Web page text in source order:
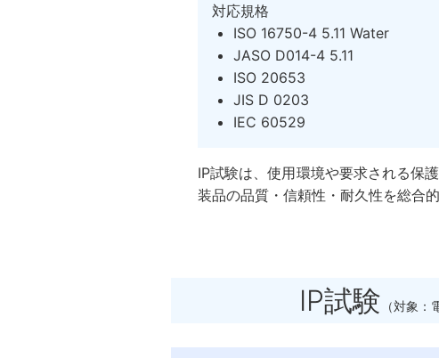
対応規格
ISO 16750-4 5.11 Water
JASO D014-4 5.11
ISO 20653
JIS D 0203
IEC 60529
IP試験は、使用環境や要求される保
装品の品質・信頼性・耐久性を総合
IP試験 （対象